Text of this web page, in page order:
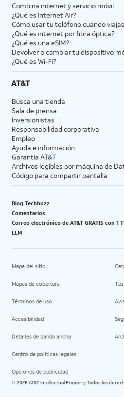
Combina internet y servicio móvil
¿Qué es Internet Air?
Cómo usar tu teléfono cuando
¿Qué es internet por fibra óptica?
¿Qué es una eSIM?
Devolver o cambiar tu dispositivo
¿Qué es Wi-Fi?
AT&T
Busca una tienda
Sala de prensa
Inversionistas
Responsabilidad corporativa
Empleo
Ayuda e información
Garantía AT&T
Archivos legibles por máquina de
Código para compartir pantalla
Blog Techbuzz
Comentarios
Correo electrónico de AT&T GRATIS con 1
LLM
Mapa del sitio
Mapas de cobertura
Términos de uso
Accesibilidad
Detalles de banda ancha
Centro de políticas legales
Opciones de publicidad
© 2026 AT&T Intellectual Property. Todos los